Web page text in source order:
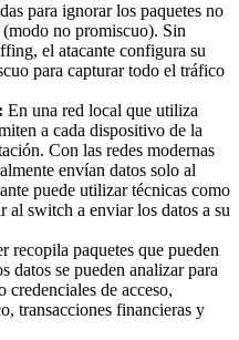
para ignorar los paquetes no
no promiscuo). Sin
el atacante configura su
para capturar todo el tráfico
En una red local que utiliza
a cada dispositivo de la
Con las redes modernas
envían datos solo al
puede utilizar técnicas como
switch a enviar los datos a su
recopila paquetes que pueden
datos se pueden analizar para
de acceso,
transacciones financieras y